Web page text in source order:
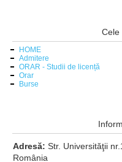
Cele
HOME
Admitere
ORAR - Studii de licență
Orar
Burse
Adresă: Str. Universităţii
România